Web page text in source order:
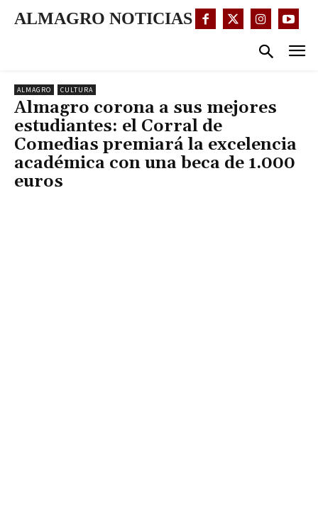
ALMAGRO NOTICIAS
ALMAGRO CULTURA
Almagro corona a sus mejores
estudiantes: el Corral de
Comedias premiará la excelencia
académica con una beca de 1.000
euros